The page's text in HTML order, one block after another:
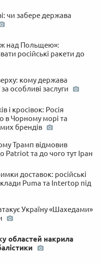
чи забере держава
над Польщею»:
російські ракети до
кому держава
особливі заслуги
і кросівок: Росія
в Чорному морі та
брендів
Трамп відмовив
Patriot та до чого тут Іран
доставок: російські
Puma та Intertop під
Україну «Шахедами»
областей накрила